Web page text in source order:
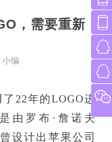
，需要重新
小编
22年的LOGO进
由罗布·詹诺夫
设计出苹果公司